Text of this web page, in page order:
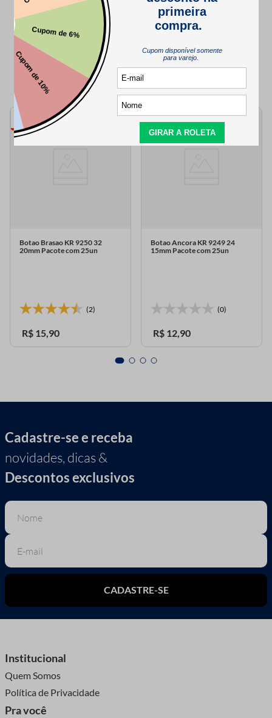
QUEM VIU,TAMBÉM VIU..
4
cores
Botao Brasao KR 9250 32
20mm Pacote com 25un
(2)
R$ 15,90
4
cores
Botao Ancora KR 9249 24
15mm Pacote com 25un
(0)
R$ 12,90
Cadastre-se e receba
novidades, dicas &
Descontos exclusivos
CADASTRE-SE
Institucional
Quem Somos
Política de Privacidade
Pra você